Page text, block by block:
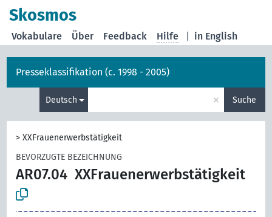
Skosmos
in English
Vokabulare Über Feedback Hilfe
Presseklassifikation (c. 1998 - 2005)
Deutsch × Suche
>XXFrauenerwerbstätigkeit
BEVORZUGTE BEZEICHNUNG
AR07.04 XXFrauenerwerbstätigkeit